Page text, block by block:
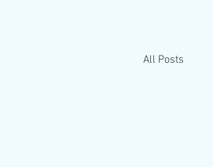
All Posts